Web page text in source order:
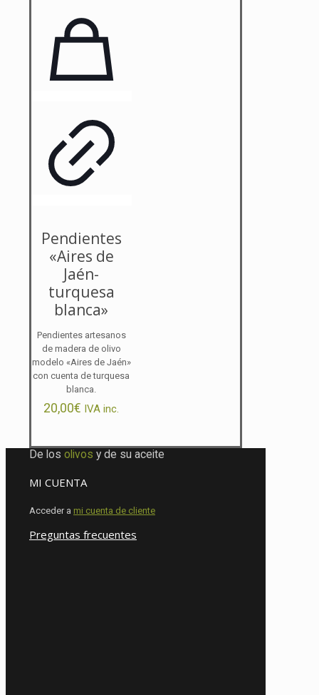
Pendientes
«Aires de
Jaén-
turquesa
blanca»
Pendientes artesanos
de madera de olivo
modelo «Aires de Jaén»
con cuenta de turquesa
blanca.
20,00€ IVA inc.
De los olivos y de su aceite
MI CUENTA
Acceder a mi cuenta de cliente
Preguntas frecuentes